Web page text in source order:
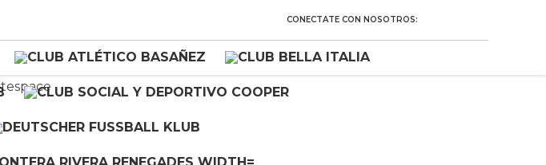
CONECTATE CON NOSOTROS: